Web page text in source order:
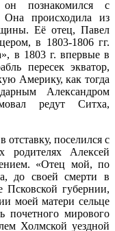
познакомился с
Она происходила из
Её отец, Павел
в 1803-1806 гг.
в 1803 г. впервые в
пересек экватор,
Америку, как тогда
Александром
редут Ситха,
поселился с
Алексей
«Отец мой, по
до своей смерти в
губернии,
моей матери сельце
мирового
Холмской уездной